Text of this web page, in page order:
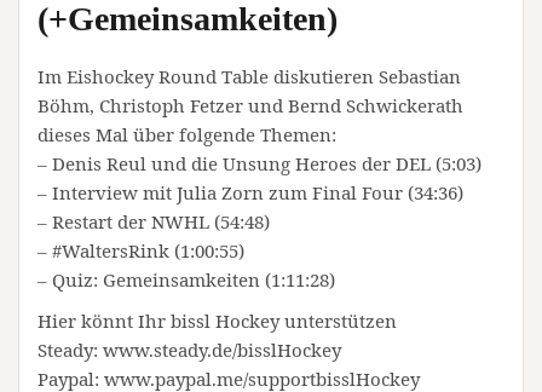
(+Gemeinsamkeiten)
Im Eishockey Round Table diskutieren Sebastian
Böhm, Christoph Fetzer und Bernd Schwickerath
dieses Mal über folgende Themen:
– Denis Reul und die Unsung Heroes der DEL (5:03)
– Interview mit Julia Zorn zum Final Four (34:36)
– Restart der NWHL (54:48)
– #WaltersRink (1:00:55)
– Quiz: Gemeinsamkeiten (1:11:28)
Hier könnt Ihr bissl Hockey unterstützen
Steady: www.steady.de/bisslHockey
Paypal: www.paypal.me/supportbisslHockey